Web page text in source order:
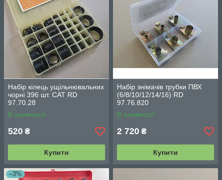
Набір кілець ущільнювальних
чорні 396 шт. САТ RD
97.70.28
В наявності
520 ₴
Купити
Набір знімачів трубки ПВХ
(6/8/10/12/14/16) RD
97.76.820
В наявності
2 720 ₴
Купити
–3%